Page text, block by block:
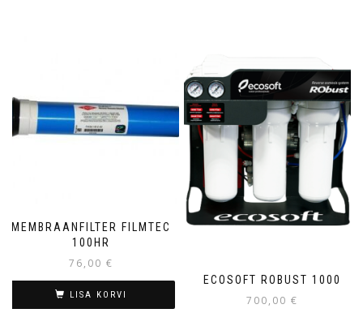
MEMBRAANFILTER FILMTEC
100HR
76,00 €
LISA KORVI
ECOSOFT ROBUST 1000
700,00 €